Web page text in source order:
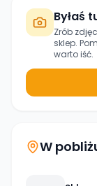
Byłaś
Zrób
sklep.
warto iść.
W